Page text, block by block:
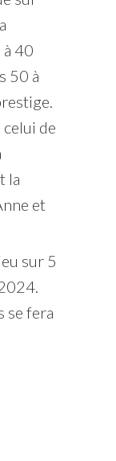
40
50 à
celui de
la
et
sur 5
se fera